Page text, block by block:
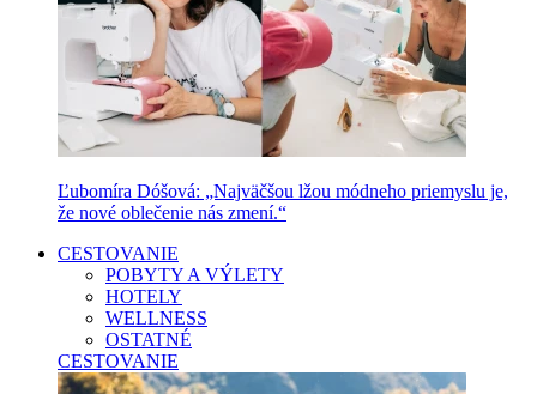
Ľubomíra Dóšová: „Najväčšou lžou módneho priemyslu je,
že nové oblečenie nás zmení.“
CESTOVANIE
POBYTY A VÝLETY
HOTELY
WELLNESS
OSTATNÉ
CESTOVANIE